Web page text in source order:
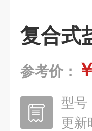
复合式
参考价：
型号
更新